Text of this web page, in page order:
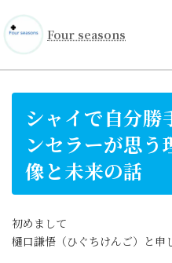
ン
テ
ツ
ビ
ゲ
シ
Four seasons
シャイで自分勝
ンセラーが思う
像と未来の話
初めまして
樋口謙悟（ひぐちけんご）と申